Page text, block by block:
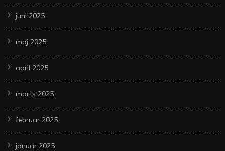
juni 2025
maj 2025
april 2025
marts 2025
februar 2025
januar 2025